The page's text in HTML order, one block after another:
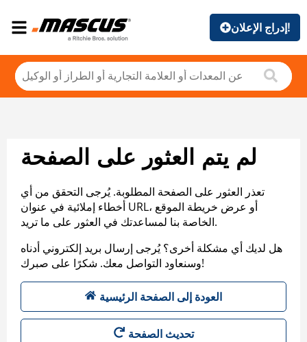
إدراج الإعلان!
لم يتم العثور على الصفحة
تعذر العثور على الصفحة المطلوبة. يُرجى التحقق من أي
أخطاء إملائية في عنوان URL، أو عرض خريطة الموقع
الخاصة بنا لمساعدتك في العثور على ما تريد.
هل لديك أي مشكلة أخرى؟ يُرجى إرسال بريد إلكتروني أدناه
وسنعاود التواصل معك. شكرًا على صبرك!
العودة إلى الصفحة الرئيسية
تحديث الصفحة